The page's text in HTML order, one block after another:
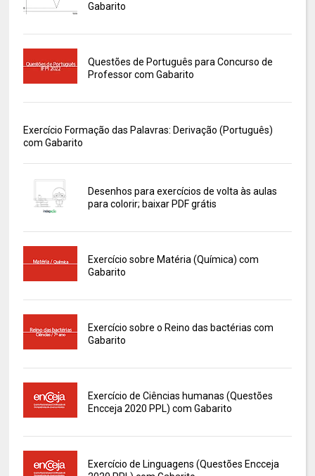
Gabarito
Questões de Português para Concurso de
Professor com Gabarito
Exercício Formação das Palavras: Derivação (Português)
com Gabarito
Desenhos para exercícios de volta às aulas
para colorir; baixar PDF grátis
Exercício sobre Matéria (Química) com
Gabarito
Exercício sobre o Reino das bactérias com
Gabarito
Exercício de Ciências humanas (Questões
Encceja 2020 PPL) com Gabarito
Exercício de Linguagens (Questões Encceja